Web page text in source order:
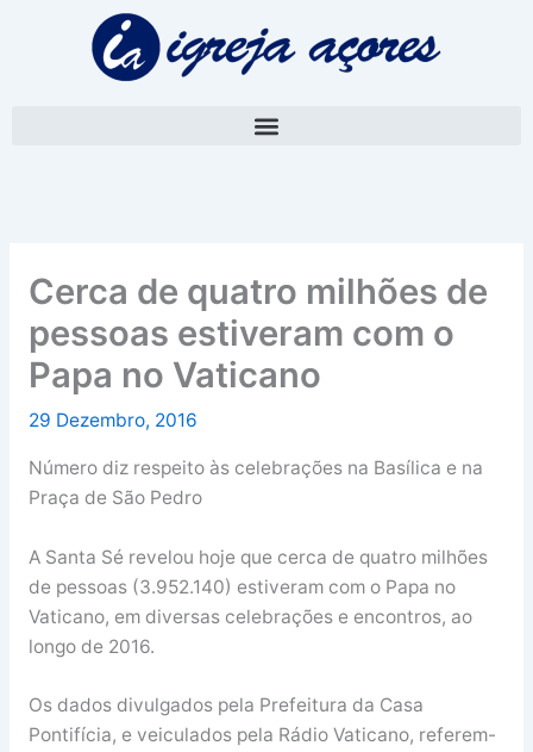
Cerca de quatro milhões de
pessoas estiveram com o
Papa no Vaticano
29 Dezembro, 2016
Número diz respeito às celebrações na Basílica e na
Praça de São Pedro
A Santa Sé revelou hoje que cerca de quatro milhões
de pessoas (3.952.140) estiveram com o Papa no
Vaticano, em diversas celebrações e encontros, ao
longo de 2016.
Os dados divulgados pela Prefeitura da Casa
Pontifícia, e veiculados pela Rádio Vaticano, referem-